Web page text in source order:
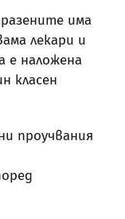
има
лекари и
е наложена
класен
проучвания